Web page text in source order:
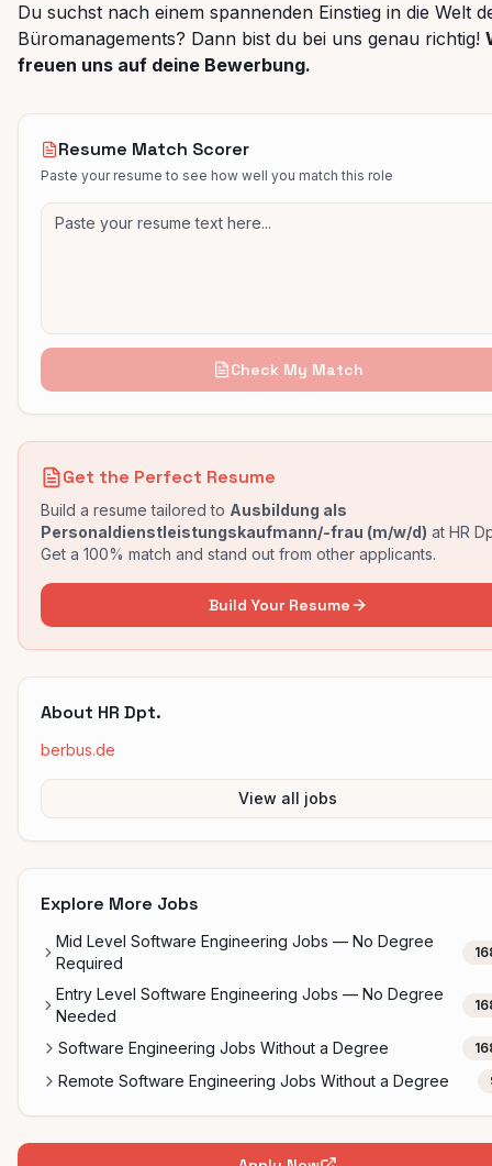
Du suchst nach einem spannenden Einstieg in die Welt
Büromanagements? Dann bist du bei uns genau richtig!
freuen uns auf deine Bewerbung.
Resume Match Scorer
Paste your resume to see how well you match this role
Check My Match
Get the Perfect Resume
Build a resume tailored to Ausbildung als
Personaldienstleistungskaufmann/-frau (m/w/d) at HR
Get a 100% match and stand out from other applicants.
Build Your Resume
About HR Dpt.
berbus.de
View all jobs
Explore More Jobs
Mid Level Software Engineering Jobs — No Degree
Required
Entry Level Software Engineering Jobs — No Degree
Needed
Software Engineering Jobs Without a Degree
Remote Software Engineering Jobs Without a Degree